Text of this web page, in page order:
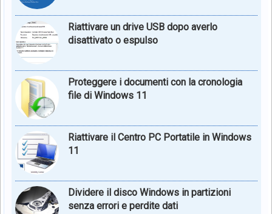
Riattivare un drive USB dopo averlo
disattivato o espulso
Proteggere i documenti con la cronologia
file di Windows 11
Riattivare il Centro PC Portatile in Windows
11
Dividere il disco Windows in partizioni
senza errori e perdite dati